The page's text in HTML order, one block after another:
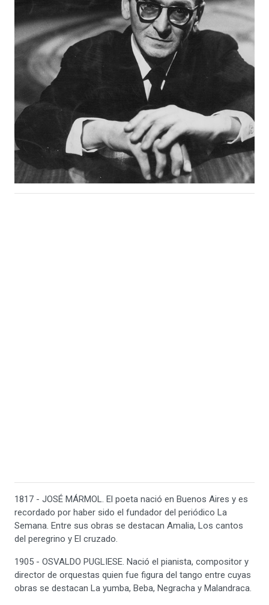
1817 - JOSÉ MÁRMOL. El poeta nació en Buenos Aires y es
recordado por haber sido el fundador del periódico La
Semana. Entre sus obras se destacan Amalia, Los cantos
del peregrino y El cruzado.
1905 - OSVALDO PUGLIESE. Nació el pianista, compositor y
director de orquestas quien fue figura del tango entre cuyas
obras se destacan La yumba, Beba, Negracha y Malandraca.